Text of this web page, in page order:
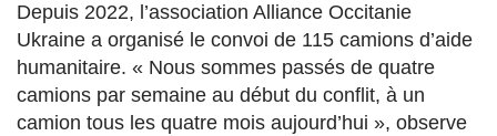
Depuis 2022, l’association Alliance Occitanie
Ukraine a organisé le convoi de 115 camions d’aide
humanitaire. « Nous sommes passés de quatre
camions par semaine au début du conflit, à un
camion tous les quatre mois aujourd’hui », observe